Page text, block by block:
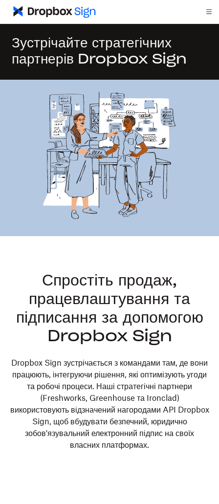
Зустрічайте стратегічних
партнерів Dropbox Sign
Спростіть продаж,
працевлаштування та
підписання за допомогою
Dropbox Sign
Dropbox Sign зустрічається з командами там, де вони
працюють, інтегруючи рішення, які оптимізують угоди
та робочі процеси. Наші стратегічні партнери
(Freshworks, Greenhouse та Ironclad)
використовують відзначений нагородами API Dropbox
Sign, щоб вбудувати безпечний, юридично
зобов'язувальний електронний підпис на своїх
власних платформах.